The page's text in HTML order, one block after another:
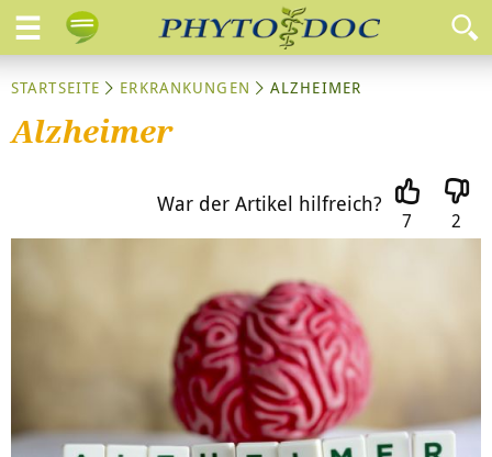
STARTSEITE ERKRANKUNGEN ALZHEIMER
Alzheimer
War der Artikel hilfreich?
7 2